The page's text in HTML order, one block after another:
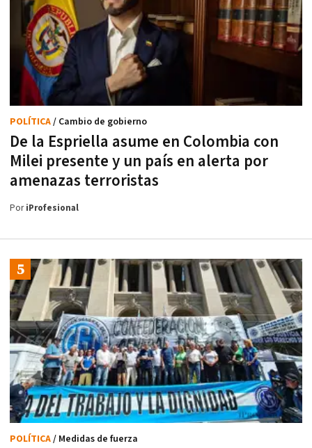
De la Espriella asume en Colombia con
Milei presente y un país en alerta por
amenazas terroristas
POLÍTICA/ Cambio de gobierno
PoriProfesional
POLÍTICA/ Medidas de fuerza